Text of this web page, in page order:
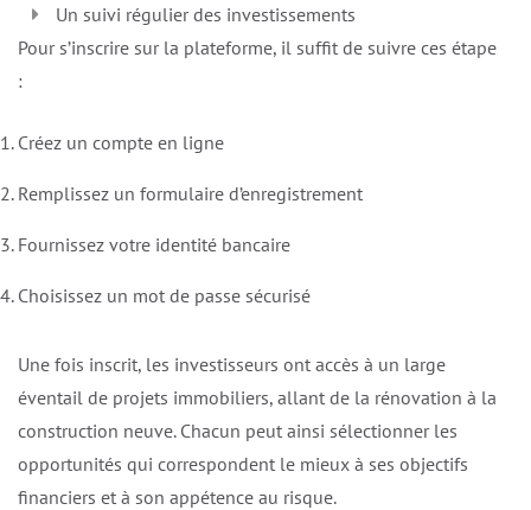
Un suivi régulier des investissements
Pour s’inscrire sur la plateforme, il suffit de suivre ces étapes
:
Créez un compte en ligne
Remplissez un formulaire d’enregistrement
Fournissez votre identité bancaire
Choisissez un mot de passe sécurisé
Une fois inscrit, les investisseurs ont accès à un large
éventail de projets immobiliers, allant de la rénovation à la
construction neuve. Chacun peut ainsi sélectionner les
opportunités qui correspondent le mieux à ses objectifs
financiers et à son appétence au risque.